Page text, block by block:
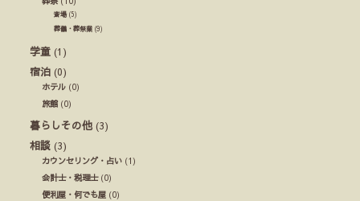
斎場(5)
葬儀・葬祭業 (9)
学童 (1)
宿泊 (0)
ホテル (0)
旅館 (0)
暮らしその他 (3)
相談 (3)
カウンセリング・占い (1)
会計士・税理士(0)
便利屋・何でも屋 (0)